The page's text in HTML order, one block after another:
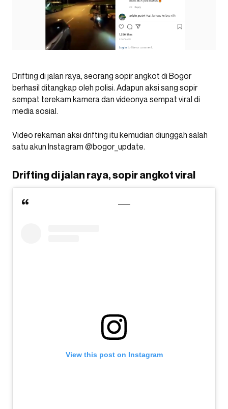
Drifting di jalan raya, seorang sopir angkot di Bogor
berhasil ditangkap oleh polisi. Adapun aksi sang sopir
sempat terekam kamera dan videonya sempat viral di
media sosial.
Video rekaman aksi drifting itu kemudian diunggah salah
satu akun Instagram @bogor_update.
Drifting di jalan raya, sopir angkot viral
View this post on Instagram